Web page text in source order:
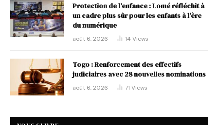
Protection de l’enfance : Lomé réfléchit à
un cadre plus sûr pour les enfants à l’ère
du numérique
août 6, 2026 14 Views
Togo : Renforcement des effectifs
judiciaires avec 28 nouvelles nominations
août 6, 2026 71 Views